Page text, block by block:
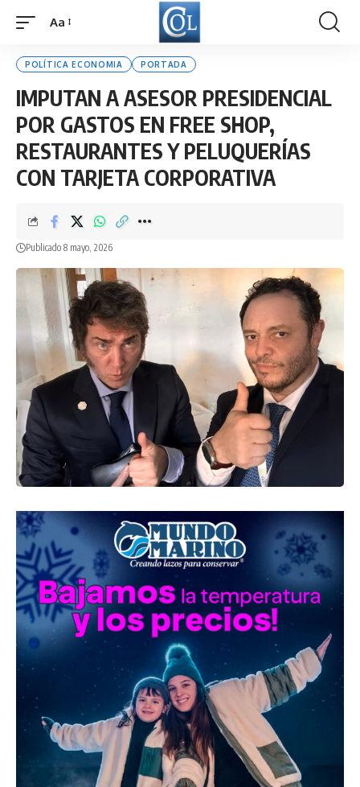
Font
Aa
POLÍTICA ECONOMIA PORTADA
IMPUTAN A ASESOR PRESIDENCIAL
POR GASTOS EN FREE SHOP,
RESTAURANTES Y PELUQUERÍAS
CON TARJETA CORPORATIVA
Publicado 8 mayo, 2026